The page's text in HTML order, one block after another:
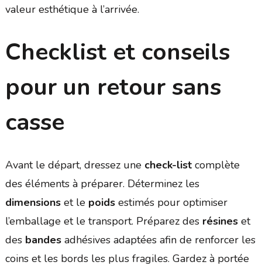
valeur esthétique à l’arrivée.
Checklist et conseils
pour un retour sans
casse
Avant le départ, dressez une check-listcomplète
des éléments à préparer. Déterminez les
dimensionset le poidsestimés pour optimiser
l’emballage et le transport. Préparez des résineset
des bandesadhésives adaptées afin de renforcer les
coins et les bords les plus fragiles. Gardez à portée